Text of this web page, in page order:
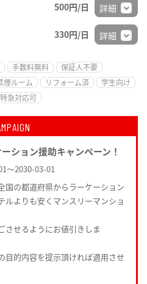
500円/日 詳細
330円/日 詳細
手数料無料
保証人不要
煙ルーム リフォーム済
学生向け
特急対応可
ション援助キャンペーン！
～2030-03-01
国の都道府県からラーケーション
よりも安くマンスリーマンショ
させるようにお値引きしま
目的内容を提示頂ければ適用させ